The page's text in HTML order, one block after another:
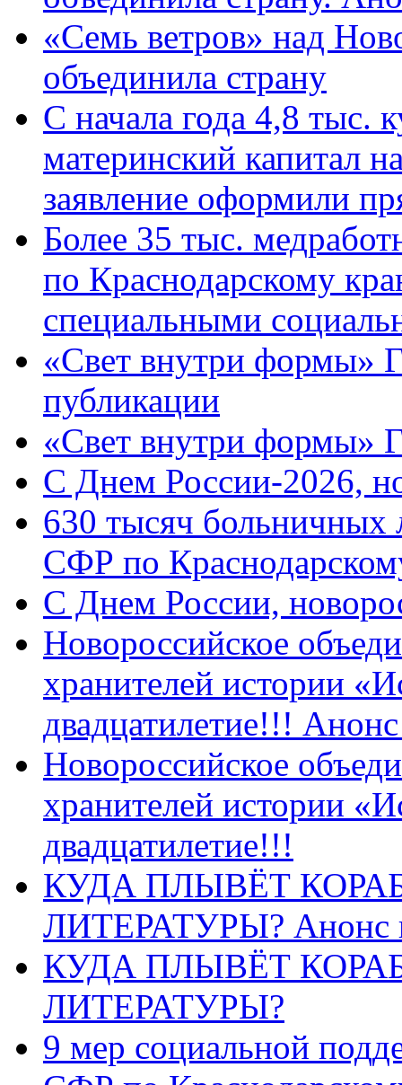
«Семь ветров» над
объединила страну
С начала года 4,8 тыс.
материнский капитал
заявление оформили
Более 35 тыс.
по Краснодарскому
специальными
«Свет внутри формы»
публикации
«Свет внутри формы»
C Днем России-2026,
630 тысяч больничных
СФР по
C Днем России,
Новороссийское
хранителей истории
двадцатилетие!!!
Новороссийское
хранителей истории
двадцатилетие!!!
КУДА ПЛЫВЁТ
ЛИТЕРАТУРЫ? Анонс
КУДА ПЛЫВЁТ
ЛИТЕРАТУРЫ?
9 мер социальной